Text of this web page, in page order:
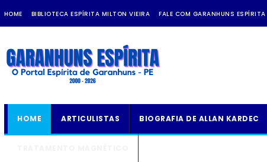
HOME BIBLIOTECA ESPÍRITA MILTON VIEIRA FALE COM GARANHUNS ESPÍRITA
HOME ARTICULISTAS BIOGRAFIA DE ALLAN KARDEC